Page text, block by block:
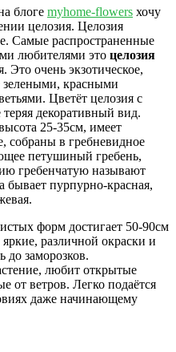
блоге myhome-flowers хочу
целозия. Целозия
Самые распространенные
любителями это целозия
Это очень экзотическое,
зелеными, красными
Цветёт целозия с
декоративный вид.
25-35см, имеет
собраны в гребневидное
петушиный гребень,
гребенчатую называют
пурпурно-красная,
форм достигает 50-90см
различной окраски и
до заморозков.
любит открытые
от ветров. Легко подаётся
даже начинающему